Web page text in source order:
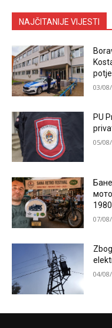
NAJČITANIJE VIJESTI
03/
PU
05/
07/
04/